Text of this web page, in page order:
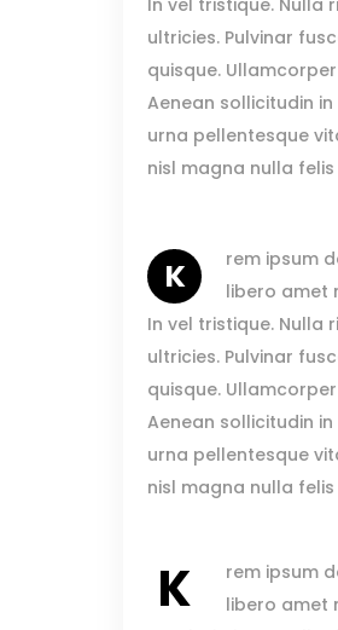
Clients
Testimonials
In vel tristique. Nulla
ultricies. Pulvinar
quisque.
Aenean sollicitudin
urna pellentesque
nisl magna nulla
K
rem ipsum
libero amet
In vel tristique. Nulla
ultricies. Pulvinar
quisque.
Aenean sollicitudin
urna pellentesque
nisl magna nulla
K
rem ipsum
libero amet